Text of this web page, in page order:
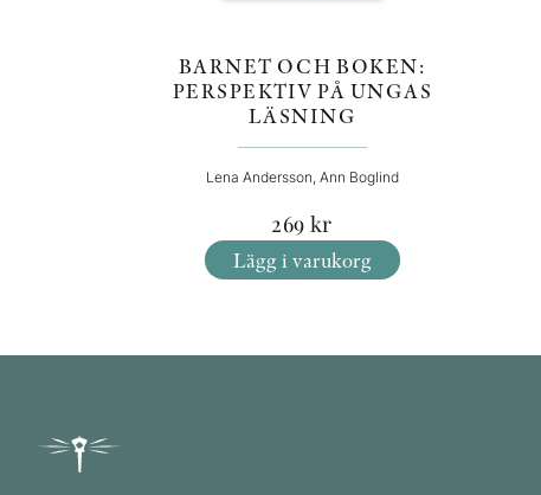
BARNET OCH BOKEN:
PERSPEKTIV PÅ UNGAS
LÄSNING
Lena Andersson, Ann Boglind
269 kr
Lägg i varukorg